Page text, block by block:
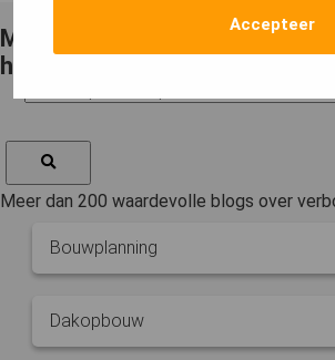
Accepteer
Meer weten over 1 onderwerp?
het voor jou interessante
Meer dan 200 waardevolle blogs over
Bouwplanning
Dakopbouw